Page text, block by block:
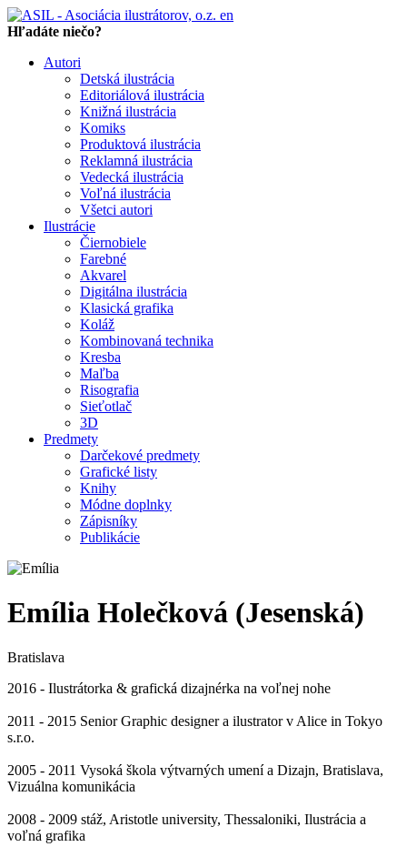
en
Hľadáte niečo?
Autori
Detská ilustrácia
Editoriálová ilustrácia
Knižná ilustrácia
Komiks
Produktová ilustrácia
Reklamná ilustrácia
Vedecká ilustrácia
Voľná ilustrácia
Všetci autori
Ilustrácie
Čiernobiele
Farebné
Akvarel
Digitálna ilustrácia
Klasická grafika
Koláž
Kombinovaná technika
Kresba
Maľba
Risografia
Sieťotlač
3D
Predmety
Darčekové predmety
Grafické listy
Knihy
Módne doplnky
Zápisníky
Publikácie
Emília Holečková (Jesenská)
Bratislava
2016 - Ilustrátorka & grafická dizajnérka na voľnej nohe
2011 - 2015 Senior Graphic designer a ilustrator v Alice in Tokyo
s.r.o.
2005 - 2011 Vysoká škola výtvarných umení a Dizajn, Bratislava,
Vizuálna komunikácia
2008 - 2009 stáž, Aristotle university, Thessaloniki, Ilustrácia a
voľná grafika